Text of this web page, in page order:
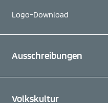
Logo-Download
Ausschreibungen
Volkskultur